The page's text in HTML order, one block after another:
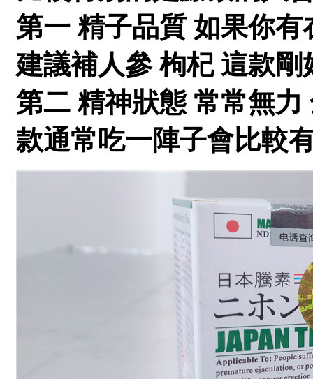
第一 精子品質 如果你
建議補人參 枸杞 這款
第二 精神狀態 常常無
款通常吃一陣子會比較